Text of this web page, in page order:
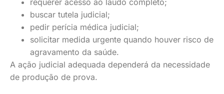
requerer acesso ao laudo completo;
buscar tutela judicial;
pedir perícia médica judicial;
solicitar medida urgente quando houver risco de
agravamento da saúde.
A ação judicial adequada dependerá da necessidade
de produção de prova.